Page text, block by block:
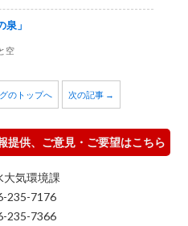
」
空
のトップへ 次の記事 →
提供、ご意見・ご要望はこちら
大気環境課
235-7176
235-7366